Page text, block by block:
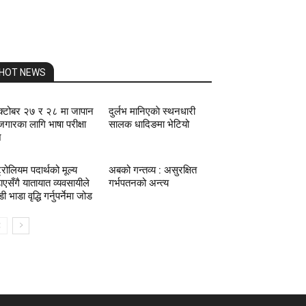
HOT NEWS
२७ र २८ मा जापान
लागि भाषा परीक्षा
दुर्लभ मानिएकाे स्थनधारी
सालक धादिङमा भेटियो
पदार्थको मूल्य
यातायात व्यवसायीले
भाडा वृद्धि गर्नुपर्नेमा जोड
अबको गन्तव्य : असुरक्षित
गर्भपतनको अन्त्य